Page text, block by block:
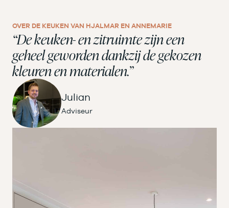
OVER DE KEUKEN VAN HJALMAR EN ANNEMARIE
“De keuken- en zitruimte zijn een
geheel geworden dankzij de gekozen
kleuren en materialen.”
Julian
Adviseur